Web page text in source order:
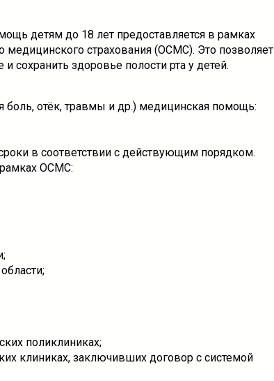
детям до 18 лет предоставляется в рамках
медицинского страхования (ОСМС). Это позволяет
сохранить здоровье полости рта у детей.
боль, отёк, травмы и др.) медицинская помощь:
в соответствии с действующим порядком.
рамках ОСМС:
поликлиниках;
клиниках, заключивших договор с системой